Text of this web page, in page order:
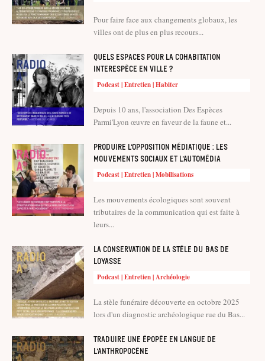
Pour faire face aux changements globaux, les
villes ont de plus en plus recours...
Quels espaces pour la cohabitation
interespèce en ville ?
Podcast | Entretien | Habiter
Depuis 10 ans, l'association Des Espèces
Parmi'Lyon œuvre en faveur de la faune et...
Produire l’opposition médiatique : les
mouvements sociaux et l’automédia
Podcast | Entretien | Mobilisations
Les mouvements écologiques sont souvent
tributaires de la communication qui est faite à
leurs...
La conservation de la stèle du Bas de
Loyasse
Podcast | Entretien | Archéologie
La stèle funéraire découverte en octobre 2025
lors d'un diagnostic archéologique rue du Bas...
Traduire une épopée en langue de
l’Anthropocène